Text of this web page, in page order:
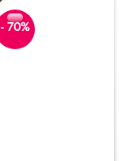
- 70%